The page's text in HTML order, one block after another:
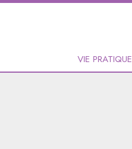
VIE PRATIQUE